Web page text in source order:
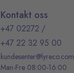
Kontakt oss
+47 02272 /
+47 22 32 95 00
kundesenter@lyreco.com
Man-Fre 08:00-16:00